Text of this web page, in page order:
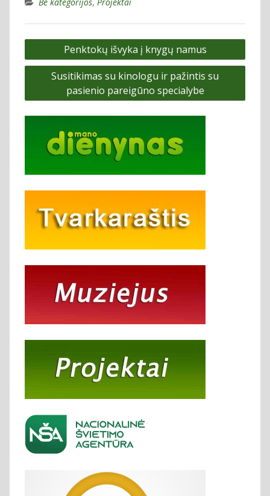
Navigacija
tarp
įrašų
Penktokų išvyka į knygų namus
Susitikimas su kinologu ir pažintis su
pasienio pareigūno specialybe